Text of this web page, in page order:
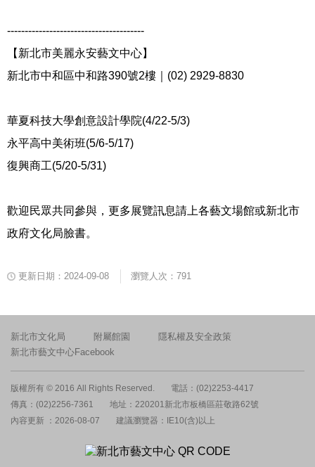
---------------------------------------
【新北市美麗永安藝文中心】
新北市中和區中和路390號2樓｜ (02) 2929-8830
華夏科技大學創意設計學院(4/22-5/3)
永平高中美術班(5/6-5/17)
復興商工(5/20-5/31)
歡迎民眾共同參與，更多展覽訊息請上各藝文場館或新北市
政府文化局臉書。
更新日期：2024-09-08 瀏覽人次：791
新北市文化局 附屬館園
隱私權及安全政策
新北市藝文中心Facebook
版權所有 © 2016 All Rights Reserved.
電話：(02)2253-4417
傳真：(02)2256-7361
地址：220201新北市板橋區莊敬路62號
內容更新 ：2026-08-07
建議瀏覽器：IE10(含)以上